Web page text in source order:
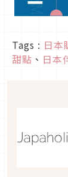
Tags : 日本
甜點 、 日本